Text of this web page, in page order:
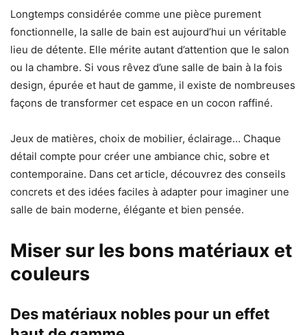
Longtemps considérée comme une pièce purement
fonctionnelle, la salle de bain est aujourd’hui un véritable
lieu de détente. Elle mérite autant d’attention que le salon
ou la chambre. Si vous rêvez d’une salle de bain à la fois
design, épurée et haut de gamme, il existe de nombreuses
façons de transformer cet espace en un cocon raffiné.
Jeux de matières, choix de mobilier, éclairage… Chaque
détail compte pour créer une ambiance chic, sobre et
contemporaine. Dans cet article, découvrez des conseils
concrets et des idées faciles à adapter pour imaginer une
salle de bain moderne, élégante et bien pensée.
Miser sur les bons matériaux et
couleurs
Des matériaux nobles pour un effet